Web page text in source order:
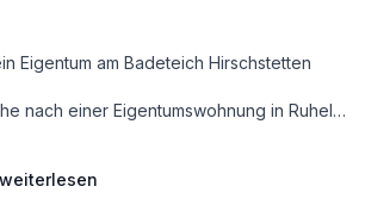
Eigentum am Badeteich Hirschstetten
Eigentumswohnung in Ruhelage und doch nah am Zentrum?